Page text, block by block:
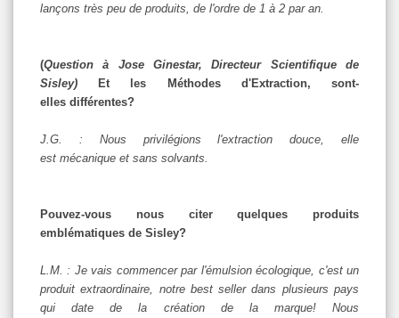
lançons très peu de produits, de l'ordre de 1 à 2 par an.
(Question à Jose Ginestar, Directeur Scientifique de
Sisley)Et les Méthodes d'Extraction, sont-
elles différentes?
J.G. : Nous privilégions l'extraction douce, elle
est mécanique et sans solvants.
Pouvez-vous nous citer quelques produits
emblématiques de Sisley?
L.M. : Je vais commencer par l'émulsion écologique, c'est un
produit extraordinaire, notre best seller dans plusieurs pays
qui date de la création de la marque! Nous